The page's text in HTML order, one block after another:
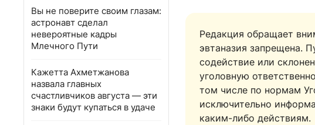
Вы не поверите своим глазам:
астронавт сделал
невероятные кадры
Млечного Пути
Кажетта Ахметжанова
назвала главных
счастливчиков августа — эти
знаки будут купаться в удаче
Редакция обращает
эвтаназия запрещена.
содействие или
уголовную
том числе по нормам
исключительно
каким-либо действиям.